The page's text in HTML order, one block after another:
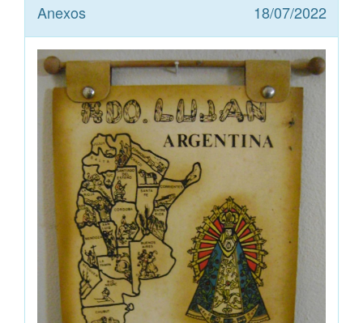
Anexos 18/07/2022